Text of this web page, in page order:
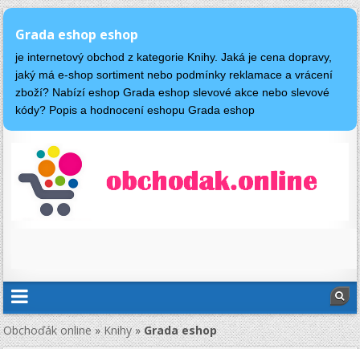
Grada eshop eshop
je internetový obchod z kategorie Knihy. Jaká je cena dopravy,
jaký má e-shop sortiment nebo podmínky reklamace a vrácení
zboží? Nabízí eshop Grada eshop slevové akce nebo slevové
kódy? Popis a hodnocení eshopu Grada eshop
Obchoďák online»Knihy»Grada eshop